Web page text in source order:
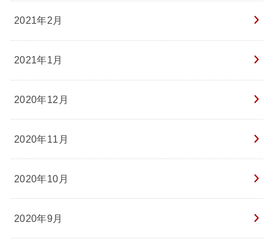
2021年2月
2021年1月
2020年12月
2020年11月
2020年10月
2020年9月